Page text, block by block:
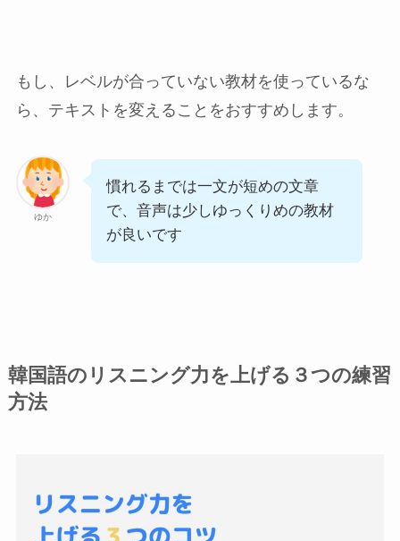
もし、レベルが合っていない教材を使っているな
ら、テキストを変えることをおすすめします。
ゆか
慣れるまでは一文が短めの文章
で、音声は少しゆっくりめの教材
が良いです
韓国語のリスニング力を上げる３つの練習
方法